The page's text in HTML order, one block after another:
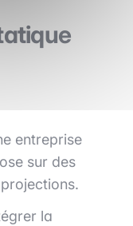
entreprise
sur des
la